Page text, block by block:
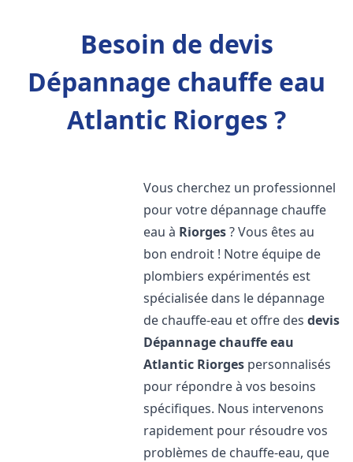
Besoin de devis
Dépannage chauffe eau
Atlantic Riorges ?
Vous cherchez un professionnel
pour votre dépannage chauffe
eau à Riorges? Vous êtes au
bon endroit ! Notre équipe de
plombiers expérimentés est
spécialisée dans le dépannage
de chauffe-eau et offre desdevis
Dépannage chauffe eau
Atlantic Riorges personnalisés
pour répondre à vos besoins
spécifiques. Nous intervenons
rapidement pour résoudre vos
problèmes de chauffe-eau, que